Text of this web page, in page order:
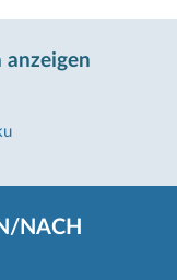
anzeigen
NACH